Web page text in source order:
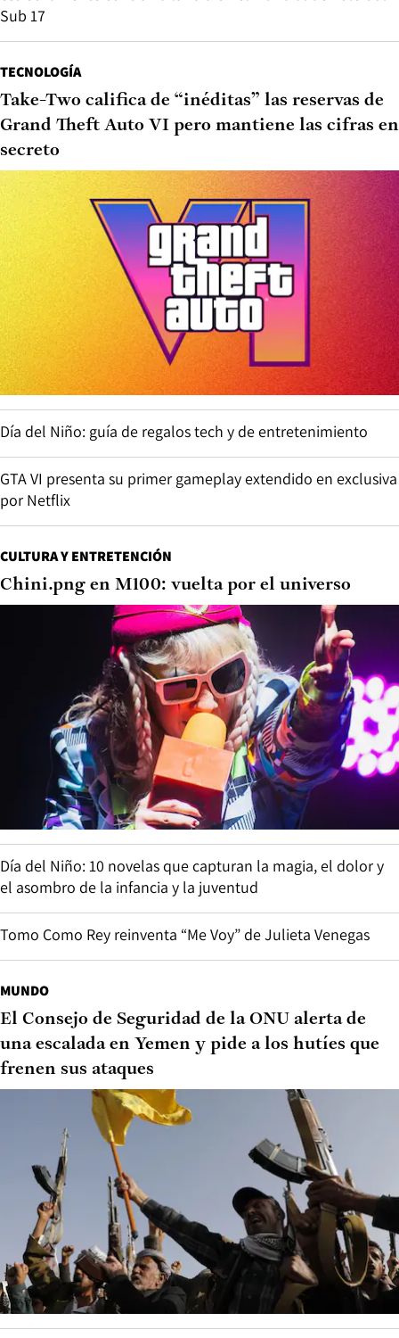
Sub 17
TECNOLOGÍA
Take-Two califica de “inéditas” las reservas de
Grand Theft Auto VI pero mantiene las cifras en
secreto
Día del Niño: guía de regalos tech y de entretenimiento
GTA VI presenta su primer gameplay extendido en exclusiva
por Netflix
CULTURA Y ENTRETENCIÓN
Chini.png en M100: vuelta por el universo
Día del Niño: 10 novelas que capturan la magia, el dolor y
el asombro de la infancia y la juventud
Tomo Como Rey reinventa “Me Voy” de Julieta Venegas
MUNDO
El Consejo de Seguridad de la ONU alerta de
una escalada en Yemen y pide a los hutíes que
frenen sus ataques